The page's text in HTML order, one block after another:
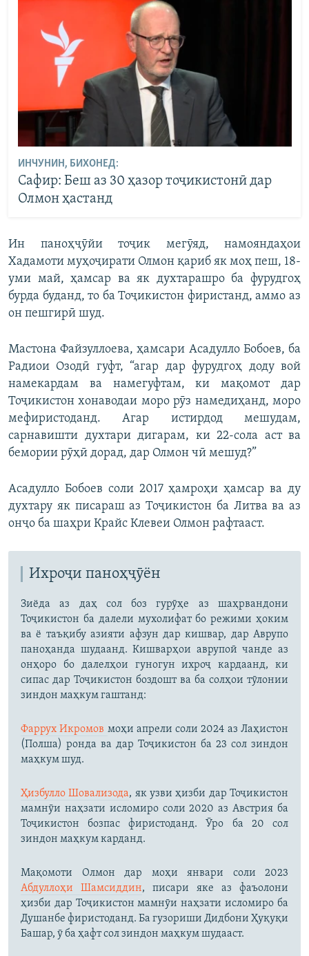
ИНЧУНИН, БИХОНЕД:
Сафир: Беш аз 30 ҳазор тоҷикистонӣ дар
Олмон ҳастанд
Ин паноҳҷӯйи тоҷик мегӯяд, намояндаҳои
Хадамоти муҳоҷирати Олмон қариб як моҳ пеш, 18-
уми май, ҳамсар ва як духтарашро ба фурудгоҳ
бурда буданд, то ба Тоҷикистон фиристанд, аммо аз
он пешгирӣ шуд.
Мастона Файзуллоева, ҳамсари Асадулло Бобоев, ба
Радиои Озодӣ гуфт, “агар дар фурудгоҳ доду вой
намекардам ва намегуфтам, ки мақомот дар
Тоҷикистон хонаводаи моро рӯз намедиҳанд, моро
мефиристоданд. Агар истирдод мешудам,
сарнавишти духтари дигарам, ки 22-сола аст ва
бемории рӯҳӣ дорад, дар Олмон чӣ мешуд?”
Асадулло Бобоев соли 2017 ҳамроҳи ҳамсар ва ду
духтару як писараш аз Тоҷикистон ба Литва ва аз
онҷо ба шаҳри Крайс Клевеи Олмон рафтааст.
Ихроҷи паноҳҷӯён
Зиёда аз даҳ сол боз гурӯҳе аз шаҳрвандони
Тоҷикистон ба далели мухолифат бо режими ҳоким
ва ё таъқибу азияти афзун дар кишвар, дар Аврупо
паноҳанда шудаанд. Кишварҳои аврупоӣ чанде аз
онҳоро бо далелҳои гуногун ихроҷ кардаанд, ки
сипас дар Тоҷикистон боздошт ва ба солҳои тӯлонии
зиндон маҳкум гаштанд:
Фаррух Икромов моҳи апрели соли 2024 аз Лаҳистон
(Полша) ронда ва дар Тоҷикистон ба 23 сол зиндон
маҳкум шуд.
Ҳизбулло Шовализода, як узви ҳизби дар Тоҷикистон
мамнӯи наҳзати исломиро соли 2020 аз Австрия ба
Тоҷикистон бозпас фиристоданд. Ӯро ба 20 сол
зиндон маҳкум карданд.
Мақомоти Олмон дар моҳи январи соли 2023
Абдуллоҳи Шамсиддин, писари яке аз фаъолони
ҳизби дар Тоҷикистон мамнӯи наҳзати исломиро ба
Душанбе фиристоданд. Ба гузориши Дидбони Ҳуқуқи
Башар, ӯ ба ҳафт сол зиндон маҳкум шудааст.